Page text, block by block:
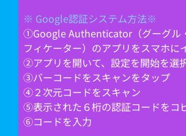
※ Google認証システム方法※
①Google Authenticator（グーグル
フィケーター）のアプリをスマホに
➁アプリを開いて、設定を開始を選
➂バーコードをスキャンをタップ
④２次元コードをスキャン
➄表示された６桁の認証コードをコ
⑥コードを入力